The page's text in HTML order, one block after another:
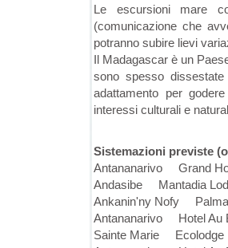
Le escursioni mare
(comunicazione che
potranno subire lievi
Il Madagascar è un
sono spesso
adattamento per
interessi culturali e
Sistemazioni previste
Antananarivo Grand
Andasibe Mantadia
Ankanin'ny Nofy
Antananarivo Hotel Au
Sainte Marie Ecolodge